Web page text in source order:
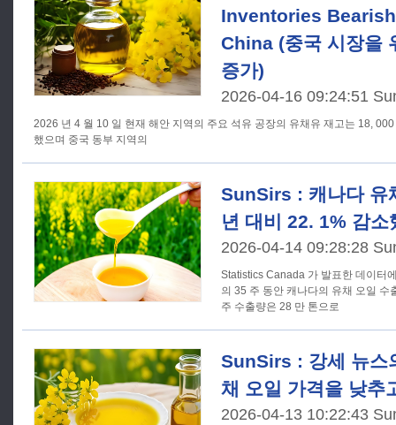
Inventories
China (중국 시장을
증가)
2026-04-16 09:24:51
2026 년 4 월 10 일 현재 해안 지역의 주요 석유 공장의 유채유 재고는 18,
했으며 중국 동부 지역의
SunSirs : 캐나다 유
년 대비 22. 1% 감소
2026-04-14 09:28:28
Statistics Canada 가 발표한 데이터
의 35 주 동안 캐나다의 유채 오일 수
주 수출량은 28 만 톤으로
SunSirs : 강세 뉴스
채 오일 가격을 낮추
2026-04-13 10:22:43